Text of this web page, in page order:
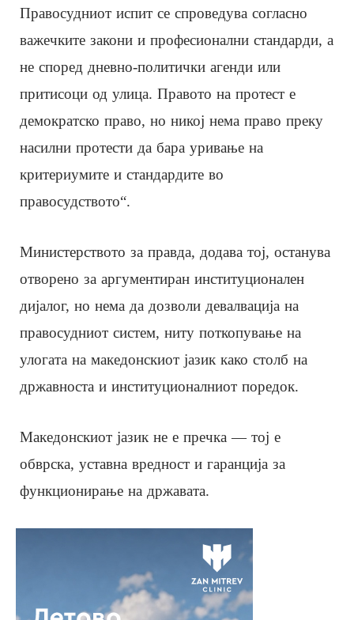
Правосудниот испит се спроведува согласно
важечките закони и професионални стандарди, а
не според дневно-политички агенди или
притисоци од улица. Правото на протест е
демократско право, но никој нема право преку
насилни протести да бара уривање на
критериумите и стандардите во
правосудството“.
Министерството за правда, додава тој, останува
отворено за аргументиран институционален
дијалог, но нема да дозволи девалвација на
правосудниот систем, ниту поткопување на
улогата на македонскиот јазик како столб на
државноста и институционалниот поредок.
Македонскиот јазик не е пречка — тој е
обврска, уставна вредност и гаранција за
функционирање на државата.